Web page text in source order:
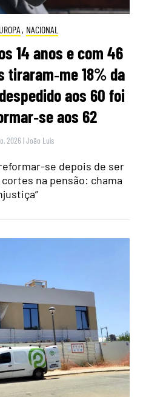
, NACIONAL
14 anos e com 46
tiraram‑me 18% da
aos 60 foi
aos 62
2026 |João Luís
se depois de ser
na pensão: chama